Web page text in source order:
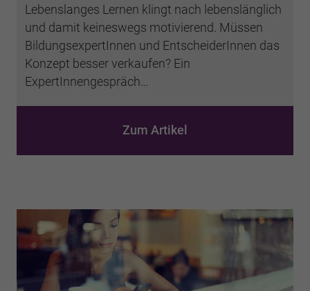
Lebenslanges Lernen klingt nach lebenslänglich
und damit keineswegs motivierend. Müssen
BildungsexpertInnen und EntscheiderInnen das
Konzept besser verkaufen? Ein
ExpertInnengespräch…
Zum Artikel